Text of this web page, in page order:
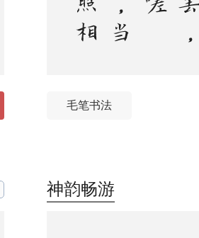
毛笔书法
神韵畅游